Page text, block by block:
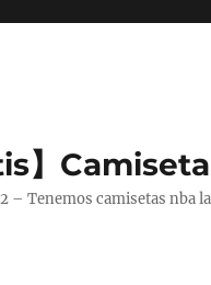
】
– Tenemos camisetas